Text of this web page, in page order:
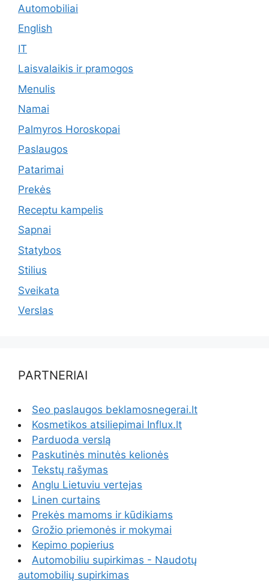
Automobiliai
English
IT
Laisvalaikis ir pramogos
Menulis
Namai
Palmyros Horoskopai
Paslaugos
Patarimai
Prekės
Receptu kampelis
Sapnai
Statybos
Stilius
Sveikata
Verslas
PARTNERIAI
Seo paslaugos beklamosnegerai.lt
Kosmetikos atsiliepimai Influx.lt
Parduoda verslą
Paskutinės minutės kelionės
Tekstų rašymas
Anglu Lietuviu vertejas
Linen curtains
Prekės mamoms ir kūdikiams
Grožio priemonės ir mokymai
Kepimo popierius
Automobiliu supirkimas - Naudotų
automobilių supirkimas